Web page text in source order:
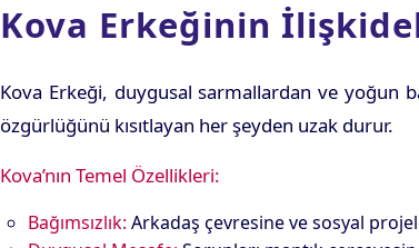
Kova Erkeğinin
Kova Erkeği, duygusal sarmallardan ve yoğun
özgürlüğünü kısıtlayan her şeyden uzak durur.
Kova’nın Temel Özellikleri:
Bağımsızlık: Arkadaş çevresine ve sosyal